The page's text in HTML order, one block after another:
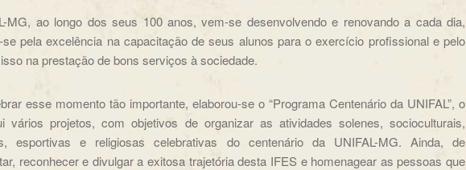
MG, ao longo dos seus 100 anos, vem-se desenvolvendo e renovando a cada dia,
se pela excelência na capacitação de seus alunos para o exercício profissional e pelo
na prestação de bons serviços à sociedade.
esse momento tão importante, elaborou-se o “Programa Centenário da UNIFAL”, o
vários projetos, com objetivos de organizar as atividades solenes, socioculturais,
esportivas e religiosas celebrativas do centenário da UNIFAL-MG. Ainda, de
reconhecer e divulgar a exitosa trajetória desta IFES e homenagear as pessoas que